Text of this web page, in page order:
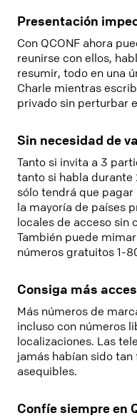
Presentación
Con QCONF ahora
reunirse con ellos,
resumir, todo en una
Charle mientras
privado sin perturbar
Sin necesidad de
Tanto si invita a 3
tanto si habla durante
sólo tendrá que
la mayoría de países
locales de acceso sin
También puede
números gratuitos 1-
Consiga más
Más números de
incluso con números
localizaciones. Las
jamás habían sido
asequibles.
Confíe siempre en